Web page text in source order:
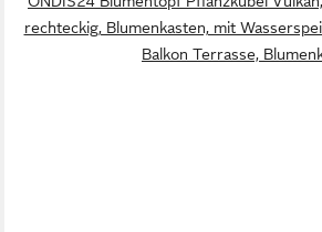
rechteckig, Blumenkasten, mit
Balkon Terrasse,